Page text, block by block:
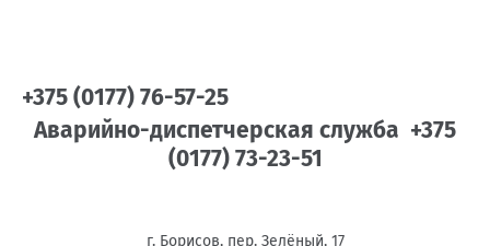
+375 (0177) 76-57-25
Аварийно-диспетчерская служба +375
(0177) 73-23-51
г. Борисов, пер. Зелёный, 17